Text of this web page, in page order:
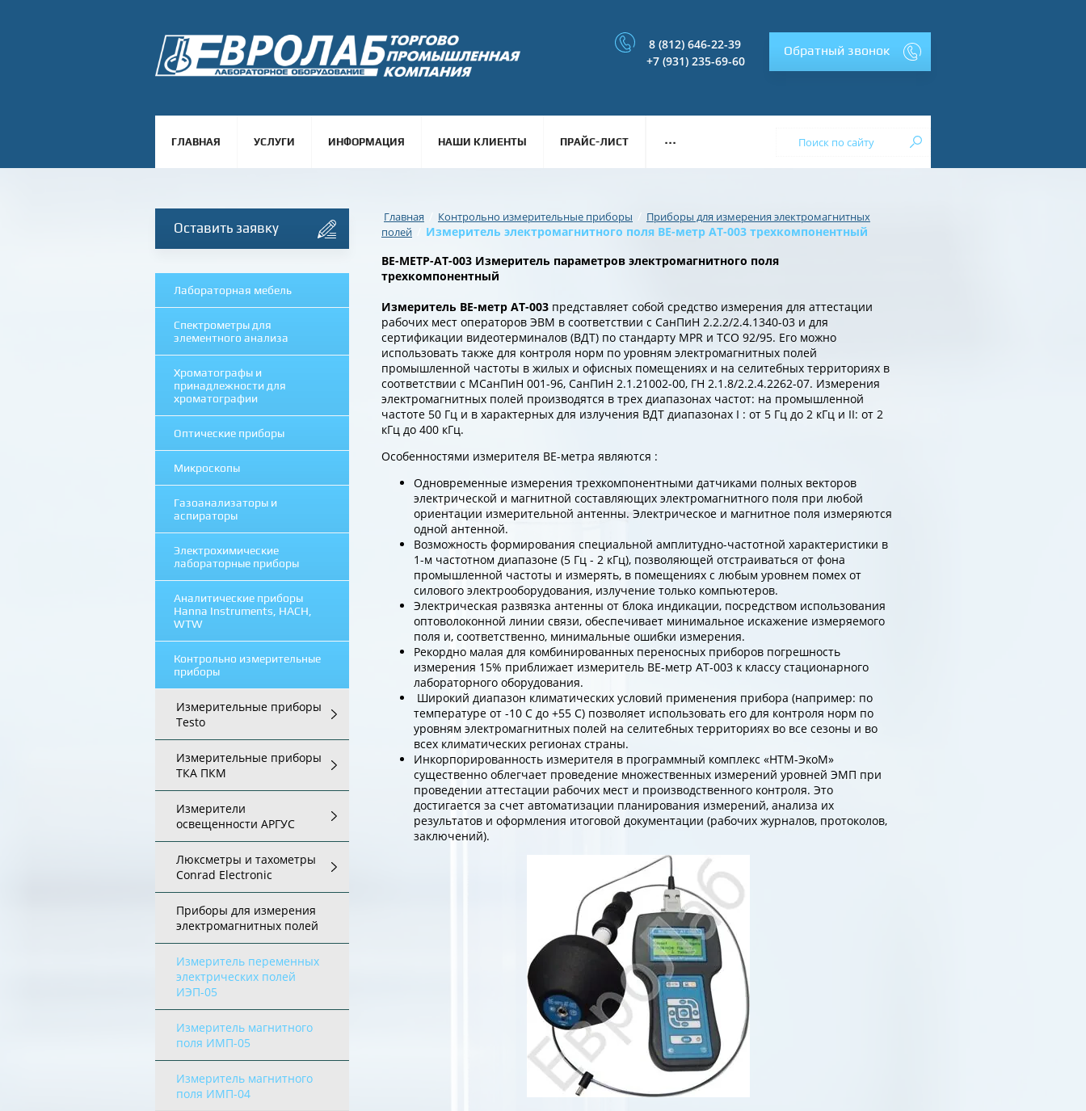
8 (812) 646-22-39
+7 (931) 235-69-60
Обратный звонок
ГЛАВНАЯ УСЛУГИ ИНФОРМАЦИЯ НАШИ КЛИЕНТЫ ПРАЙС-ЛИСТ ...
Оставить заявку
Лабораторная мебель
Спектрометры для
элементного анализа
Хроматографы и
принадлежности для
хроматографии
Оптические приборы
Микроскопы
Газоанализаторы и
аспираторы
Электрохимические
лабораторные приборы
Аналитические приборы
Hanna Instruments, HACH,
WTW
Контрольно измерительные
приборы
Измерительные приборы
Testo
Измерительные приборы
ТКА ПКМ
Измерители
освещенности АРГУС
Люксметры и тахометры
Conrad Electronic
Приборы для измерения
электромагнитных полей
Измеритель переменных
электрических полей
ИЭП-05
Измеритель магнитного
поля ИМП-05
Измеритель магнитного
поля ИМП-04
Главная Контрольно измерительные приборы / Приборы для измерения электромагнитных
полей
Измеритель электромагнитного поля BE-метр АТ-003 трехкомпонентный
BE-МЕТР-АТ-003 Измеритель параметров электромагнитного поля
трехкомпонентный
Измеритель ВЕ-метр АТ-003 представляет собой средство измерения для аттестации
рабочих мест операторов ЭВМ в соответствии с СанПиН 2.2.2/2.4.1340-03 и для
сертификации видеотерминалов (ВДТ) по стандарту MPR и TCO 92/95. Его можно
использовать также для контроля норм по уровням электромагнитных полей
промышленной частоты в жилых и офисных помещениях и на селитебных территориях в
соответствии с МСанПиН 001-96, СанПиН 2.1.21002-00, ГН 2.1.8/2.2.4.2262-07. Измерения
электромагнитных полей производятся в трех диапазонах частот: на промышленной
частоте 50 Гц и в характерных для излучения ВДТ диапазонах I : от 5 Гц до 2 кГц и II: от 2
кГц до 400 кГц.
Особенностями измерителя ВЕ-метра являются :
Одновременные измерения трехкомпонентными датчиками полных векторов
электрической и магнитной составляющих электромагнитного поля при любой
ориентации измерительной антенны. Электрическое и магнитное поля измеряются
одной антенной.
Возможность формирования специальной амплитудно-частотной характеристики в
1-м частотном диапазоне (5 Гц - 2 кГц), позволяющей отстраиваться от фона
промышленной частоты и измерять, в помещениях с любым уровнем помех от
силового электрооборудования, излучение только компьютеров.
Электрическая развязка антенны от блока индикации, посредством использования
оптоволоконной линии связи, обеспечивает минимальное искажение измеряемого
поля и, соответственно, минимальные ошибки измерения.
Рекордно малая для комбинированных переносных приборов погрешность
измерения 15% приближает измеритель ВЕ-метр АТ-003 к классу стационарного
лабораторного оборудования.
Широкий диапазон климатических условий применения прибора (например: по
температуре от -10 С до +55 С) позволяет использовать его для контроля норм по
уровням электромагнитных полей на селитебных территориях во все сезоны и во
всех климатических регионах страны.
Инкорпорированность измерителя в программный комплекс «НТМ-ЭкоМ»
существенно облегчает проведение множественных измерений уровней ЭМП при
проведении аттестации рабочих мест и производственного контроля. Это
достигается за счет автоматизации планирования измерений, анализа их
результатов и оформления итоговой документации (рабочих журналов, протоколов,
заключений).